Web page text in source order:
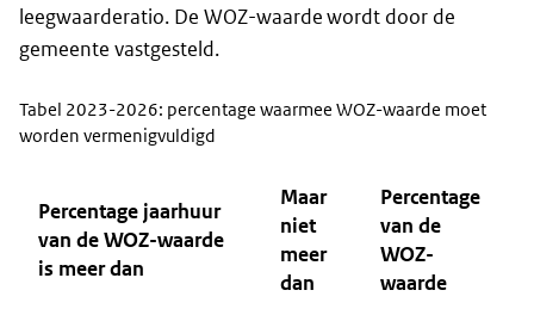
leegwaarderatio. De WOZ-waarde wordt door de
gemeente vastgesteld.
Tabel 2023-2026: percentage waarmee WOZ-waarde moet
worden vermenigvuldigd
Percentage jaarhuur
van de WOZ-waarde
is meer dan
Maar
niet
meer
dan
Percentage
van de
WOZ-
waarde